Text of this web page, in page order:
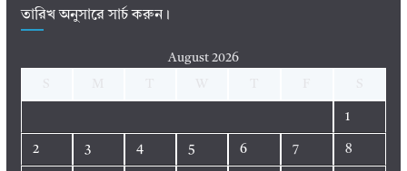
তারিখ অনুসারে সার্চ করুন।
August 2026
1
2 3 4 5 6 7 8